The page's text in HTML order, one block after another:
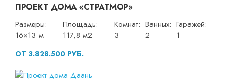
ПРОЕКТ ДОМА «СТРАТМОР»
Размеры:
16×13 м
Площадь:
117,8 м2
Комнат:
3
Ванных:
2
Гаражей:
1
ОТ 3.828.500 РУБ.